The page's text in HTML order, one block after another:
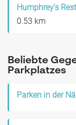
Humphrey’s
0.53 km
Beliebte
Parkplatzes
Parken in der